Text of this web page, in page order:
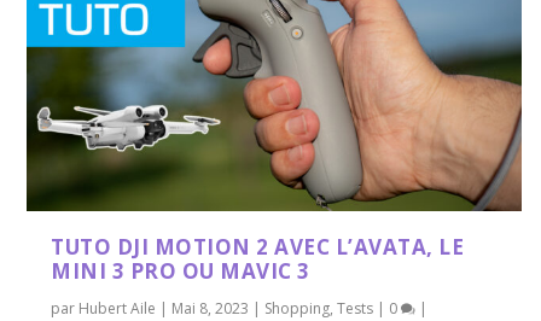
TUTO DJI MOTION 2 AVEC L’AVATA, LE
MINI 3 PRO OU MAVIC 3
par Hubert Aile | Mai 8, 2023 | Shopping,Tests | 0 |